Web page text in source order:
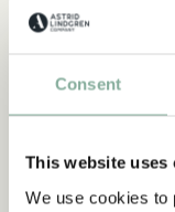
Consent
This website uses
We use cookies to
KINDERKOSTÜME